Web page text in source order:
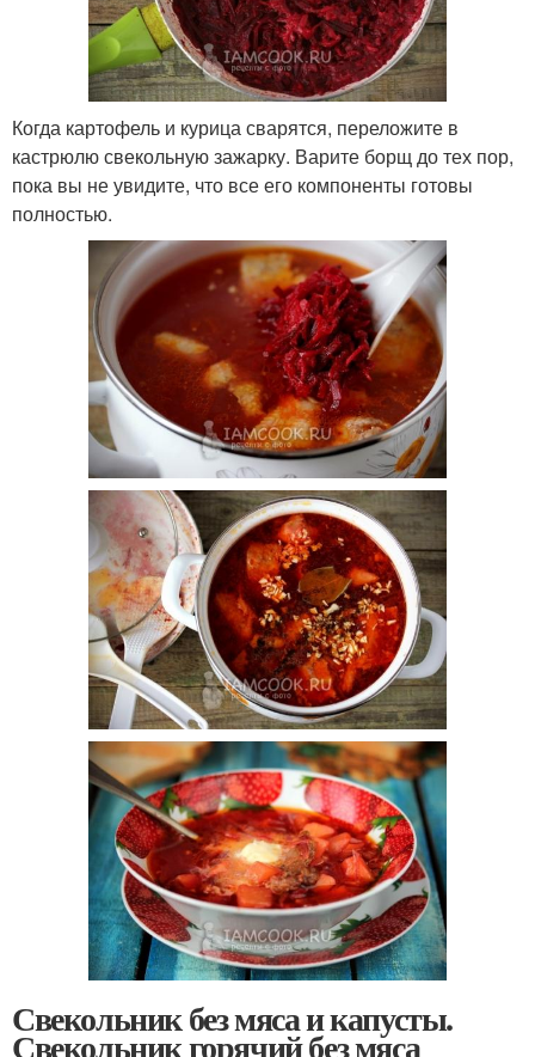
Когда картофель и курица сварятся, переложите в
кастрюлю свекольную зажарку. Варите борщ до тех пор,
пока вы не увидите, что все его компоненты готовы
полностью.
Свекольник без мяса и капусты.
Свекольник горячий без мяса